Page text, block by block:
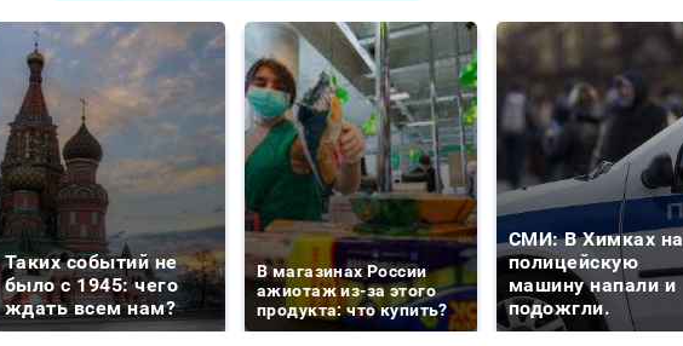
Таких событий не
было с 1945: чего
ждать всем нам?
В магазинах России
ажиотаж из-за этого
продукта: что купить?
СМИ: В Химках на
полицейскую
машину напали и
подожгли.